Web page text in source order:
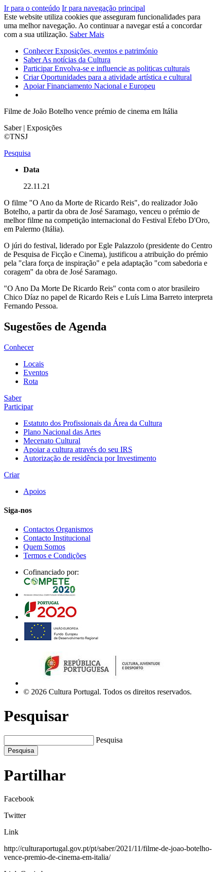
Ir para o conteúdo Ir para navegação principal
Este website utiliza cookies que asseguram funcionalidades para
uma melhor navegação. Ao continuar a navegar está a concordar
com a sua utilização. Saber Mais
ConhecerExposições, eventos e património
SaberAs notícias da Cultura
ParticiparEnvolva-se e influencie as politicas culturais
CriarOportunidades para a atividade artística e cultural
ApoiarFinanciamento Nacional e Europeu
Filme de João Botelho vence prémio de cinema em Itália
Saber | Exposições
©TNSJ
Pesquisa
Data
22.11.21
O filme "O Ano da Morte de Ricardo Reis", do realizador João
Botelho, a partir da obra de José Saramago, venceu o prémio de
melhor filme na competição internacional do Festival Efebo D'Oro,
em Palermo (Itália).
O júri do festival, liderado por Egle Palazzolo (presidente do Centro
de Pesquisa de Ficção e Cinema), justificou a atribuição do prémio
pela "clara força de inspiração" e pela adaptação "com sabedoria e
coragem" da obra de José Saramago.
"O Ano Da Morte De Ricardo Reis" conta com o ator brasileiro
Chico Díaz no papel de Ricardo Reis e Luís Lima Barreto interpreta
Fernando Pessoa.
Sugestões de Agenda
Conhecer
Locais
Eventos
Rota
Saber
Participar
Estatuto dos Profissionais da Área da Cultura
Plano Nacional das Artes
Mecenato Cultural
Apoiar a cultura através do seu IRS
Autorização de residência por Investimento
Criar
Apoios
Siga-nos
Contactos Organismos
Contacto Institucional
Quem Somos
Termos e Condições
Cofinanciado por:
© 2026 Cultura Portugal. Todos os direitos reservados.
Pesquisar
Pesquisa
Pesquisa
Partilhar
Facebook
Twitter
Link
http://culturaportugal.gov.pt/pt/saber/2021/11/filme-de-joao-botelho-
vence-premio-de-cinema-em-italia/